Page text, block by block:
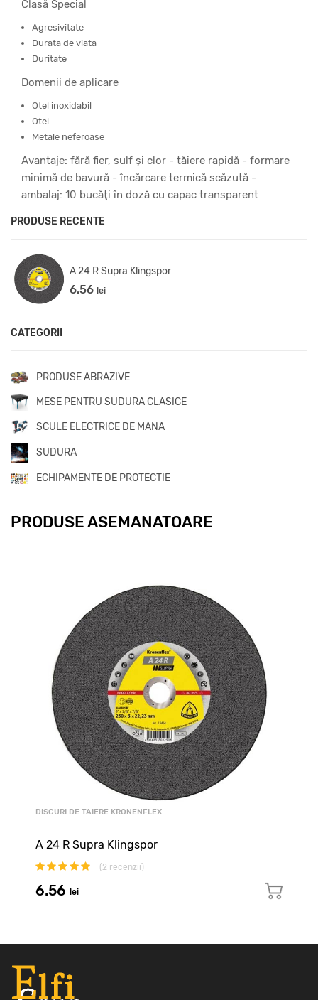
PRODUSE RECENTE
A 24 R Supra Klingspor
6.56 lei
CATEGORII
PRODUSE ABRAZIVE
MESE PENTRU SUDURA CLASICE
SCULE ELECTRICE DE MANA
SUDURA
ECHIPAMENTE DE PROTECTIE
Clasă Special
Agresivitate
Durata de viata
Duritate
Domenii de aplicare
Otel inoxidabil
Otel
Metale neferoase
Avantaje: fără fier, sulf şi clor - tăiere rapidă - formare
minimă de bavură - încărcare termică scăzută -
ambalaj: 10 bucăţi în doză cu capac transparent
PRODUSE ASEMANATOARE
DISCURI DE TAIERE KRONENFLEX
A 24 R Supra Klingspor
(2 recenzii)
6.56 lei